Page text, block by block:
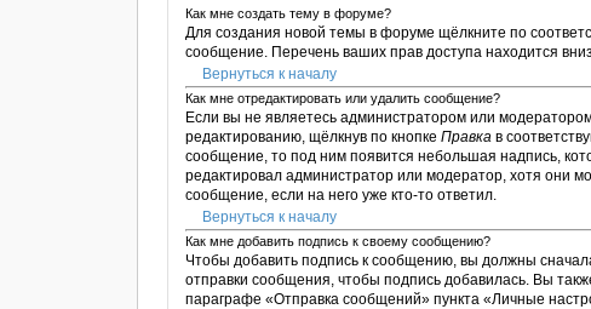
Как мне создать тему в форуме?
Для создания новой темы в форуме щёлкните по
сообщение. Перечень ваших прав доступа находится
Вернуться к началу
Как мне отредактировать или удалить сообщение?
Если вы не являетесь администратором или
редактированию, щёлкнув по кнопкеПравка в
сообщение, то под ним появится небольшая надпись,
редактировал администратор или модератор, хотя они
сообщение, если на него уже кто-то ответил.
Вернуться к началу
Как мне добавить подпись к своему сообщению?
Чтобы добавить подпись к сообщению, вы должны
отправки сообщения, чтобы подпись добавилась. Вы
параграфе «Отправка сообщений» пункта «Личные